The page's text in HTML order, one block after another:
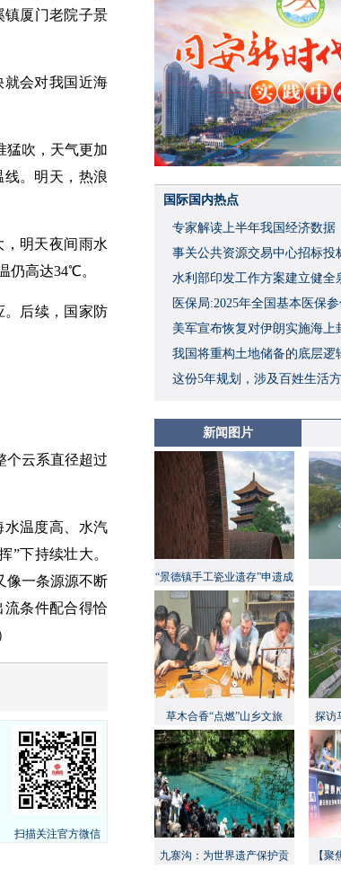
厦门老院子景
就会对我国近海
猛吹，天气更加
。明天，热浪
明天夜间雨水
仍高达34℃。
。后续，国家防
个云系直径超过
温度高、水汽
”下持续壮大。
像一条源源不断
流条件配合得恰
扫描关注官方微信
国际国内热点
专家解读上半年我国经济数据
事关公共资源交易中心招标投
水利部印发工作方案建立健全
度
医保局:2025年全国基本医保
美军宣布恢复对伊朗实施海上
我国将重构土地储备的底层逻
这份5年规划，涉及百姓生活
新闻图片
“景德镇手工瓷业遗存”申遗成
草木合香“点燃”山乡文旅 探访
九寨沟：为世界遗产保护贡
【